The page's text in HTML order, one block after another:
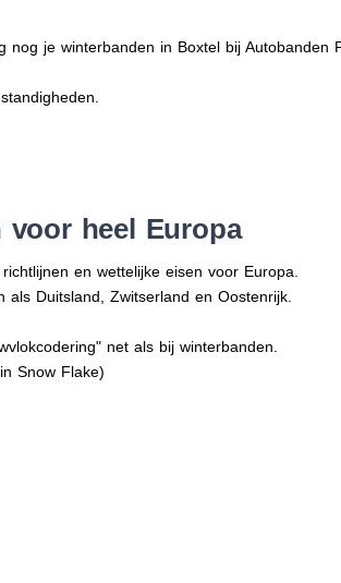
je winterbanden in Boxtel bij Autobanden
voor heel Europa
en wettelijke eisen voor Europa.
Duitsland, Zwitserland en Oostenrijk.
net als bij winterbanden.
Snow Flake)